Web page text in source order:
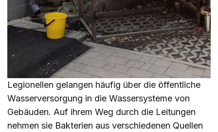
Legionellen gelangen häufig über die öffentliche
Wasserversorgung in die Wassersysteme von
Gebäuden. Auf ihrem Weg durch die Leitungen
nehmen sie Bakterien aus verschiedenen Quellen